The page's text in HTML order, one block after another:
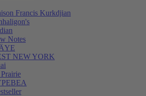
Francis Kurkdjian
Notes
NEW YORK